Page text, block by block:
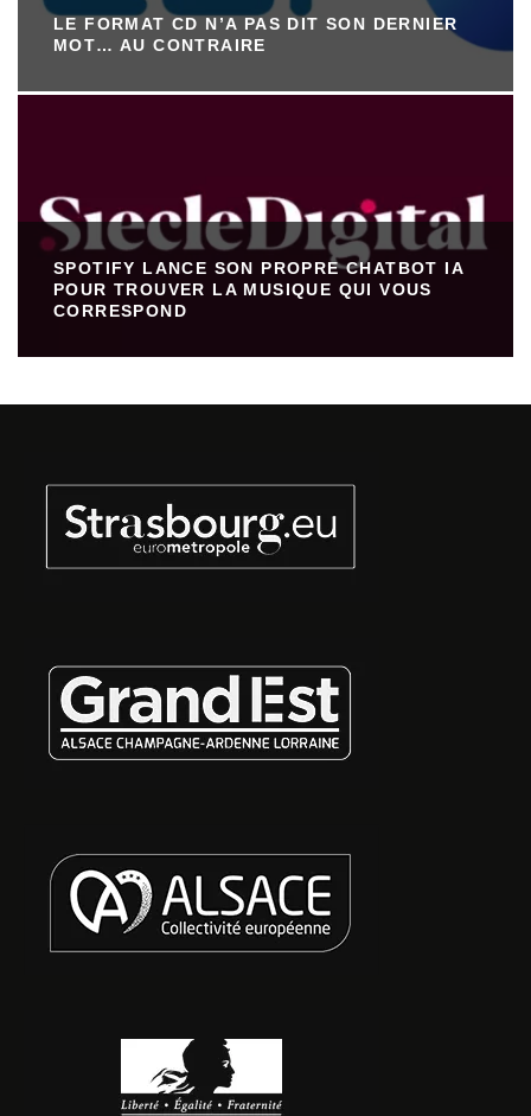
LE FORMAT CD N’A PAS DIT SON DERNIER
MOT… AU CONTRAIRE
SPOTIFY LANCE SON PROPRE CHATBOT IA
POUR TROUVER LA MUSIQUE QUI VOUS
CORRESPOND